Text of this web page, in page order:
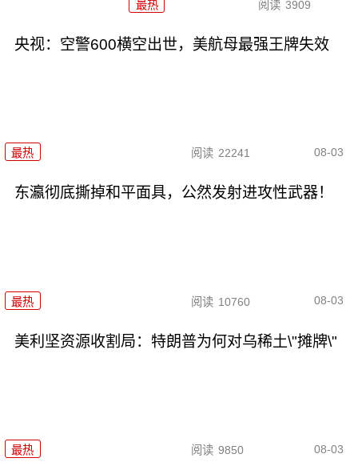
最热 阅读 3909
央视：空警600横空出世，美航母最强王牌失效
最热 阅读 22241 08-03
东瀛彻底撕掉和平面具，公然发射进攻性武器！
最热 阅读 10760 08-03
美利坚资源收割局：特朗普为何对乌稀土\"摊牌\"
最热 阅读 9850 08-03